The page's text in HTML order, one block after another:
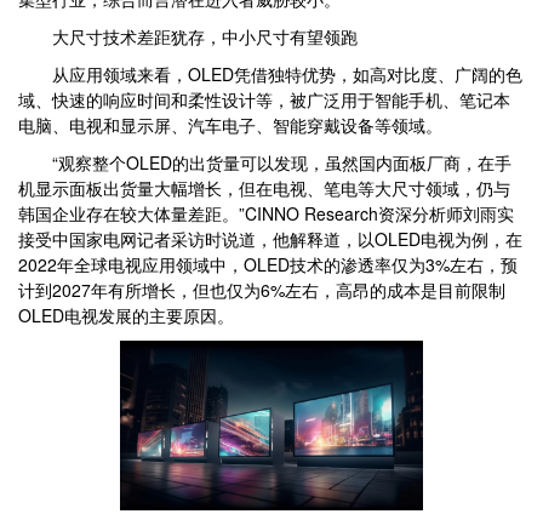
大尺寸技术差距犹存，中小尺寸有望领跑
从应用领域来看，OLED凭借独特优势，如高对比度、广阔的色
域、快速的响应时间和柔性设计等，被广泛用于智能手机、笔记本
电脑、电视和显示屏、汽车电子、智能穿戴设备等领域。
“观察整个OLED的出货量可以发现，虽然国内面板厂商，在手
机显示面板出货量大幅增长，但在电视、笔电等大尺寸领域，仍与
韩国企业存在较大体量差距。”CINNO Research资深分析师刘雨实
接受中国家电网记者采访时说道，他解释道，以OLED电视为例，在
2022年全球电视应用领域中，OLED技术的渗透率仅为3%左右，预
计到2027年有所增长，但也仅为6%左右，高昂的成本是目前限制
OLED电视发展的主要原因。